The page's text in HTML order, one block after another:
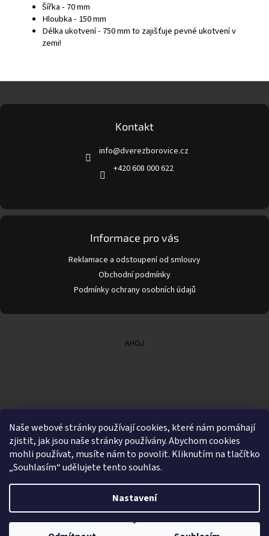
Naše webové stránky používají cookies, které nám pomáhají
zjistit, jak jsou naše stránky používány. Abychom cookies
mohli používat, musíte nám to povolit. Kliknutím na tlačítko
„Souhlasím“ udělujete tento souhlas.
Nastavení
Šířka - 70 mm
Hloubka - 150 mm
Délka ukotvení - 750 mm to zajišťuje pevné ukotvení v
zemi!
p
Kontakt
info@dverezborovice.cz
+420 608 000 622
Informace pro vás
Reklamace a odstoupení od smlouvy
Obchodní podmínky
Podmínky ochrany osobních údajů
AHOJ
Vytvořil Shoptet